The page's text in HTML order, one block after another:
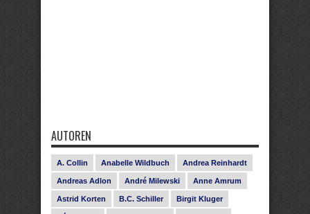
AUTOREN
A. Collin Anabelle Wildbuch Andrea Reinhardt
Andreas Adlon André Milewski Anne Amrum
Astrid Korten B.C. Schiller Birgit Kluger